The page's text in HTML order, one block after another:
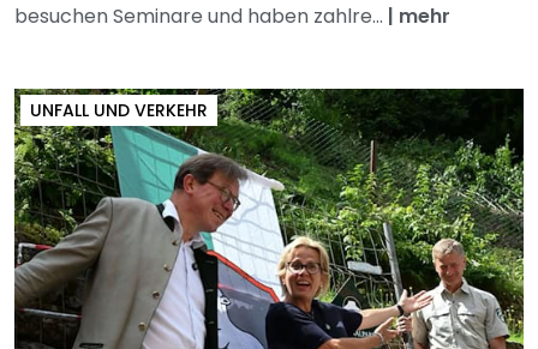
besuchen Seminare und haben zahlre... | mehr
UNFALL UND VERKEHR